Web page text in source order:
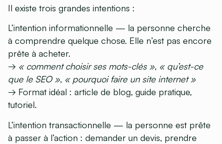
Il existe trois grandes intentions :
L’intention informationnelle — la personne cherche
à comprendre quelque chose. Elle n’est pas encore
prête à acheter.
→ « comment choisir ses mots-clés », « qu’est-ce
que le SEO », « pourquoi faire un site internet »
→ Format idéal : article de blog, guide pratique,
tutoriel.
L’intention transactionnelle — la personne est prête
à passer à l’action : demander un devis, prendre